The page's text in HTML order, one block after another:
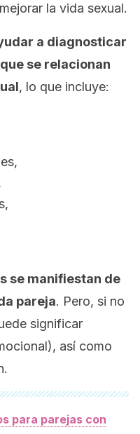
la vida sexual.
a diagnosticar
se relacionan
, lo que incluye:
se manifiestan de
pareja. Pero, si no
significar
así como
para parejas con